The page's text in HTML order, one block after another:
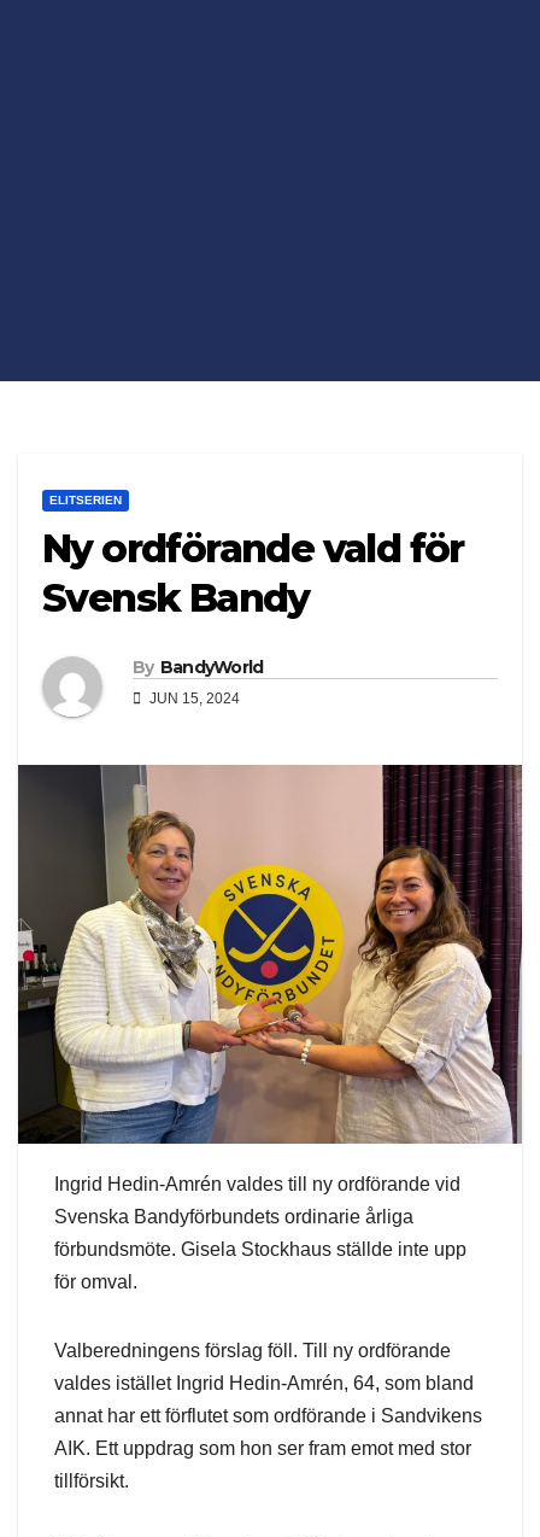
ELITSERIEN
Ny ordförande vald för
Svensk Bandy
By BandyWorld
JUN 15, 2024
Ingrid Hedin-Amrén valdes till ny ordförande vid
Svenska Bandyförbundets ordinarie årliga
förbundsmöte. Gisela Stockhaus ställde inte upp
för omval.
Valberedningens förslag föll. Till ny ordförande
valdes istället Ingrid Hedin-Amrén, 64, som bland
annat har ett förflutet som ordförande i Sandvikens
AIK. Ett uppdrag som hon ser fram emot med stor
tillförsikt.